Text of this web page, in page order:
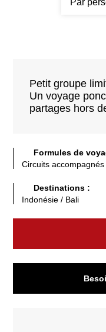
Par
Petit groupe
Un voyage
partages hors
Formules de
Circuits accompagnés
Destinations :
Indonésie / Bali